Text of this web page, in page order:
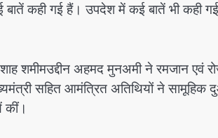
बातें कही गई हैं। उपदेश में कई बातें भी
शमीमउद्दीन अहमद मुनअमी ने रमजान एवं
सहित आमंत्रित अतिथियों ने सामूहिक
कीं।